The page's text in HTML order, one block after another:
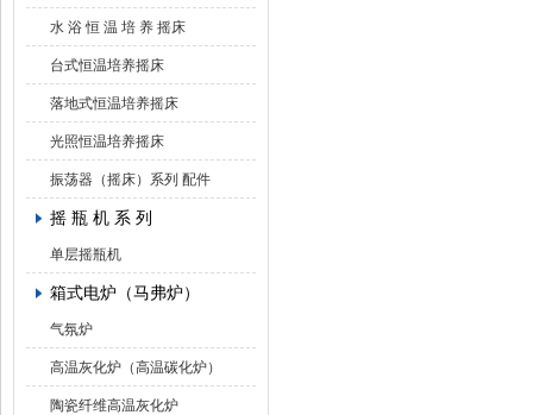
水 浴 恒 温 培 养 摇床
台式恒温培养摇床
落地式恒温培养摇床
光照恒温培养摇床
振荡器（摇床）系列 配件
摇 瓶 机 系 列
单层摇瓶机
箱式电炉（马弗炉）
气氛炉
高温灰化炉（高温碳化炉）
陶瓷纤维高温灰化炉